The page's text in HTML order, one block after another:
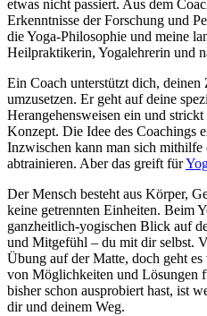
etwas nicht passiert. Aus dem
Erkenntnisse der Forschung und
die Yoga-Philosophie und meine
Heilpraktikerin, Yogalehrerin und
​Ein Coach unterstützt dich,
umzusetzen. Er geht auf deine
Herangehensweisen ein und
Konzept. Die Idee des Coachings
Inzwischen kann man sich mithilfe
abtrainieren. Aber das greift für
Der Mensch besteht aus Körper,
keine getrennten Einheiten. Beim
ganzheitlich-yogischen Blick auf
und Mitgefühl – du mit dir selbst.
Übung auf der Matte, doch geht
von Möglichkeiten und Lösungen
bisher schon ausprobiert hast, ist
dir und deinem Weg.